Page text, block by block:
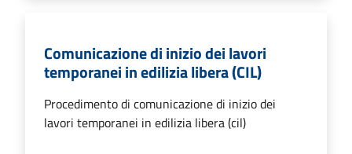
Comunicazione di inizio dei lavori
temporanei in edilizia libera (CIL)
Procedimento di comunicazione di inizio dei
lavori temporanei in edilizia libera (cil)